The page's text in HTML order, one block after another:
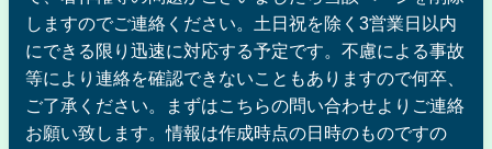
しますのでご連絡ください。土日祝を除く3営業日以内
にできる限り迅速に対応する予定です。不慮による事故
等により連絡を確認できないこともありますので何卒、
ご了承ください。まずはこちらの問い合わせよりご連絡
お願い致します。情報は作成時点の日時のものですの